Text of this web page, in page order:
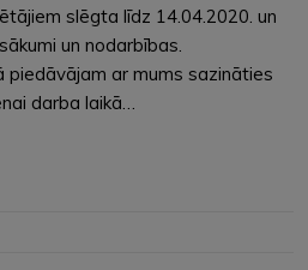
slēgta līdz 14.04.2020. un
un nodarbības.
piedāvājam ar mums sazināties
darba laikā…